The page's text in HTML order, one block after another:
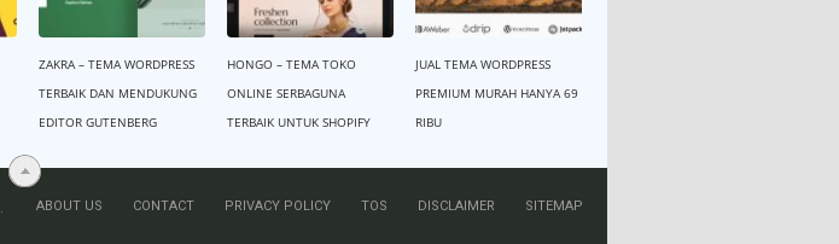
ZAKRA – TEMA WORDPRESS
TERBAIK DAN MENDUKUNG
EDITOR GUTENBERG
HONGO – TEMA TOKO
ONLINE SERBAGUNA
TERBAIK UNTUK SHOPIFY
JUAL TEMA WORDPRESS
PREMIUM MURAH HANYA 69
RIBU
ABOUT US CONTACT PRIVACY POLICY TOS DISCLAIMER SITEMAP